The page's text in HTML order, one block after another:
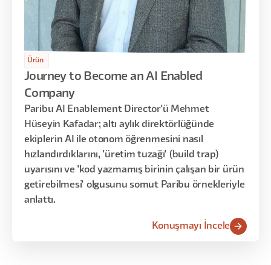
Ürün
Journey to Become an AI Enabled
Company
Paribu AI Enablement Director'ü Mehmet
Hüseyin Kafadar; altı aylık direktörlüğünde
ekiplerin AI ile otonom öğrenmesini nasıl
hızlandırdıklarını, 'üretim tuzağı' (build trap)
uyarısını ve 'kod yazmamış birinin çalışan bir ürün
getirebilmesi' olgusunu somut Paribu örnekleriyle
anlattı.
Konuşmayı İncele